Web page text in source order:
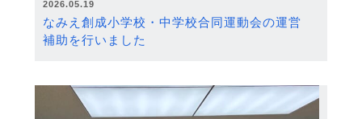
2026.05.19
なみえ創成小学校・中学校合同運動会の運営
補助を行いました